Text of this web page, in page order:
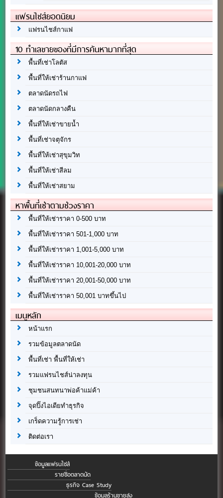
แฟรนไชส์ยอดนิยม
แฟรนไชส์กาแฟ
10 ทำเลขายของที่มีการค้นหามากที่สุด
พื้นที่เช่าโลตัส
พื้นที่ให้เช่าร้านกาแฟ
ตลาดนัดรถไฟ
ตลาดนัดกลางคืน
พื้นที่ให้เช่าขายน้ำ
พื้นที่เช่าจตุจักร
พื้นที่ให้เช่าสุขุมวิท
พื้นที่ให้เช่าสีลม
พื้นที่ให้เช่าสยาม
หาพื้นที่เช่าตามช่วงราคา
พื้นที่ให้เช่าราคา 0-500 บาท
พื้นที่ให้เช่าราคา 501-1,000 บาท
พื้นที่ให้เช่าราคา 1,001-5,000 บาท
พื้นที่ให้เช่าราคา 10,001-20,000 บาท
พื้นที่ให้เช่าราคา 20,001-50,000 บาท
พื้นที่ให้เช่าราคา 50,001 บาทขึ้นไป
เมนูหลัก
หน้าแรก
รวมข้อมูลตลาดนัด
พื้นที่เช่า พื้นที่ให้เช่า
รวมแฟรนไชส์น่าลงทุน
ชุมชนสนทนาพ่อค้าแม่ค้า
จุดปิ๊งไอเดียทำธุรกิจ
เกร็ดความรู้การเช่า
ติดต่อเรา
ข้อมูลแฟรนไชส์
รายชื่อตลาดนัด
ธุรกิจ Case Study
ข้อมูลร้านขายส่ง